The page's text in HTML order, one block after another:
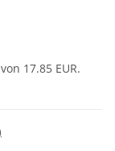
17.85 EUR.